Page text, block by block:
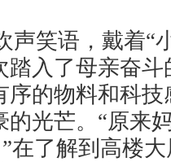
声笑语，戴着“
踏入了母亲奋
序的物料和科
的光芒。“原来
”在了解到高楼